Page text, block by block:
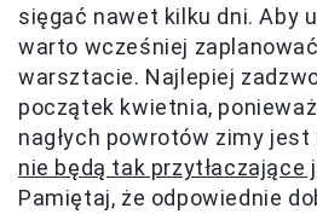
sięgać nawet kilku dni. Aby
warto wcześniej
warsztacie. Najlepiej
początek kwietnia,
nagłych powrotów zimy jest
nie będą tak przytłaczające
Pamiętaj, że odpowiednie